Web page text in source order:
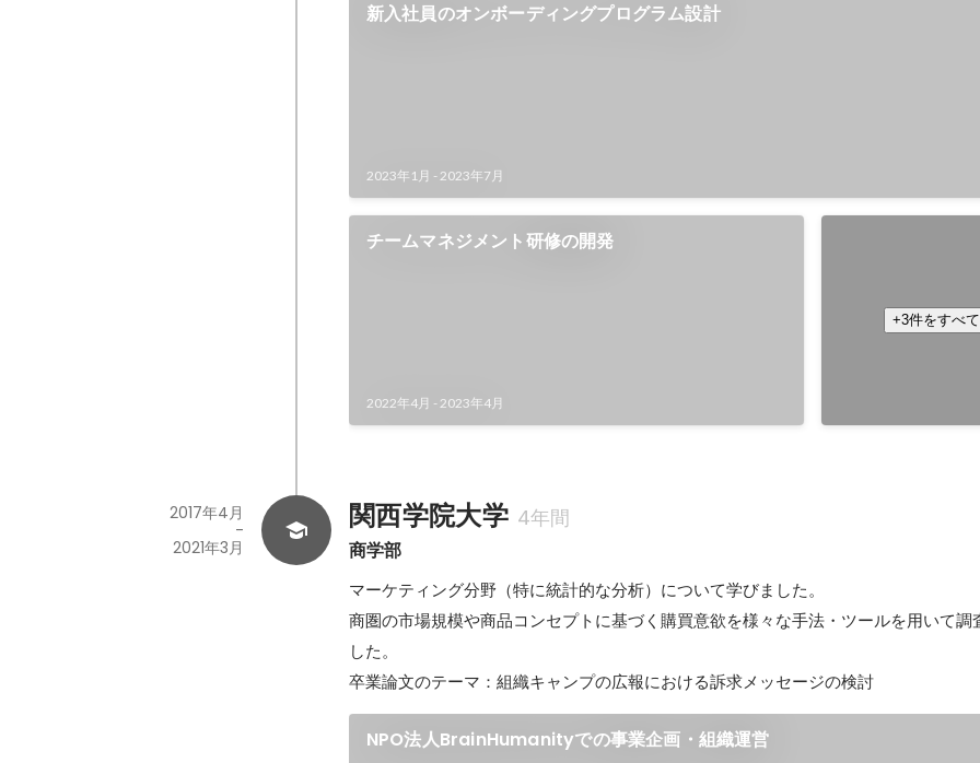
新入社員のオンボーディングプログラム設計
2023年1月 -2023年7月
チームマネジメント研修の開発
2022年4月 -2023年4月
+3件をすべ
関西学院大学 4年間
商学部
2017年4月
-
2021年3月
マーケティング分野（特に統計的な分析）について学びました。
商圏の市場規模や商品コンセプトに基づく購買意欲を様々な手法・ツールを用いて調
した。
卒業論文のテーマ：組織キャンプの広報における訴求メッセージの検討
NPO法人BrainHumanityでの事業企画・組織運営